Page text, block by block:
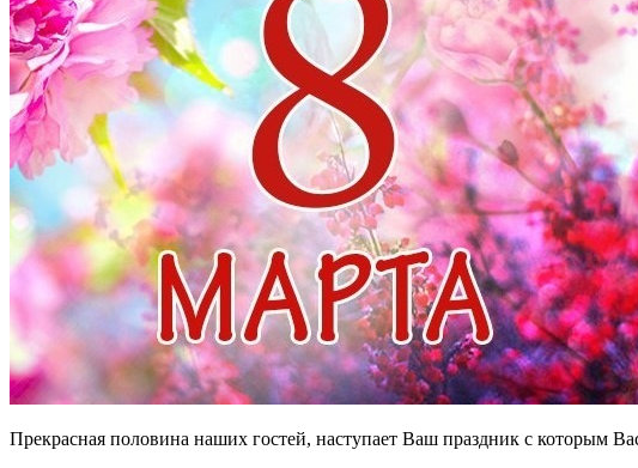
Прекрасная половина наших гостей, наступает Ваш праздник с которым